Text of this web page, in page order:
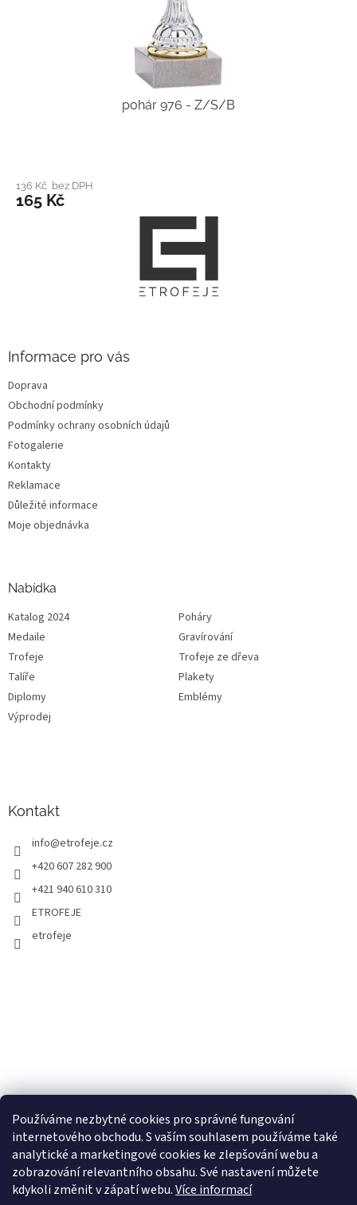
Používáme nezbytné cookies pro správné fungování
internetového obchodu. S vaším souhlasem používáme také
analytické a marketingové cookies ke zlepšování webu a
zobrazování relevantního obsahu. Své nastavení můžete
kdykoli změnit v zápatí webu.Více informací
pohár 976 - Z/S/B
136 Kč bez DPH
165 Kč
Informace pro vás
Doprava
Obchodní podmínky
Podmínky ochrany osobních údajů
Fotogalerie
Kontakty
Reklamace
Důležité informace
Moje objednávka
Nabídka
Katalog 2024
Poháry
Medaile
Gravírování
Trofeje
Trofeje ze dřeva
Talíře
Plakety
Diplomy
Emblémy
Výprodej
Kontakt
info@etrofeje.cz
+420 607 282 900
+421 940 610 310
ETROFEJE
etrofeje